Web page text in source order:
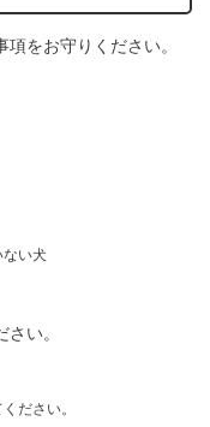
をお守りください。
い犬
い。
ださい。